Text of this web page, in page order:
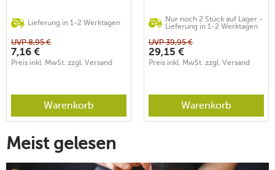
Lieferung in 1-2 Werktagen
UVP8,95 €
7,16 €
Preis inkl. MwSt. zzgl. Versand
Warenkorb
Nur noch 2 Stück auf Lager -
Lieferung in 1-2 Werktagen
UVP39,95 €
29,15 €
Preis inkl. MwSt. zzgl. Versand
Warenkorb
Meist gelesen